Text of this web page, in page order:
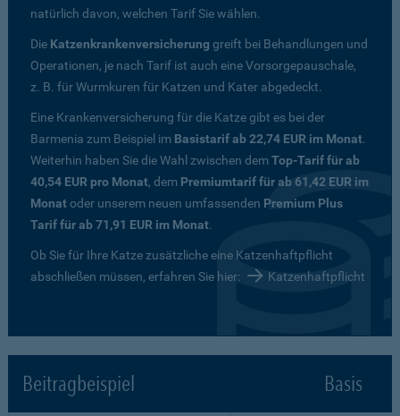
natürlich davon, welchen Tarif Sie wählen.
Die Katzenkrankenversicherung greift bei Behandlungen und
Operationen, je nach Tarif ist auch eine Vorsorgepauschale,
z. B. für Wurmkuren für Katzen und Kater abgedeckt.
Eine Krankenversicherung für die Katze gibt es bei der
Barmenia zum Beispiel im Basistarif ab 22,74 EUR im Monat.
Weiterhin haben Sie die Wahl zwischen demTop-Tarif für ab
40,54 EUR pro Monat, dem Premiumtarif für ab 61,42 EUR im
Monatoder unserem neuen umfassenden Premium Plus
Tarif für ab 71,91 EUR im Monat.
Ob Sie für Ihre Katze zusätzliche eine Katzenhaftpflicht
abschließen müssen, erfahren Sie hier:
Katzenhaftpflicht
Beitragbeispiel Basis